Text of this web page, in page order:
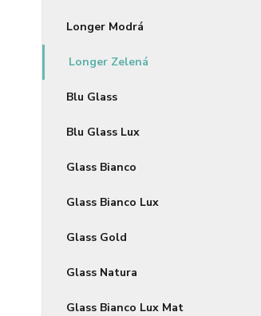
Longer Modrá
Longer Zelená
Blu Glass
Blu Glass Lux
Glass Bianco
Glass Bianco Lux
Glass Gold
Glass Natura
Glass Bianco Lux Mat